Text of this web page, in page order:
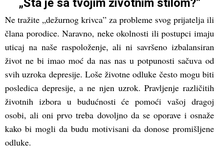
„Šta je sa tvojim životnim stilom?”
Ne tražite „dežurnog krivca” za probleme svog prijatelja ili
člana porodice. Naravno, neke okolnosti ili postupci imaju
uticaj na naše raspoloženje, ali ni savršeno izbalansiran
život ne bi imao moć da nas nas u potpunosti sačuva od
svih uzroka depresije. Loše životne odluke često mogu biti
posledica depresije, a ne njen uzrok. Pravljenje različitih
životnih izbora u budućnosti će pomoći vašoj dragoj
osobi, ali oni prvo treba dovoljno da se oporave i osnaže
kako bi mogli da budu motivisani da donose promišljene
odluke.